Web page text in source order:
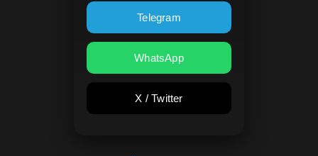
Telegram
WhatsApp
X / Twitter